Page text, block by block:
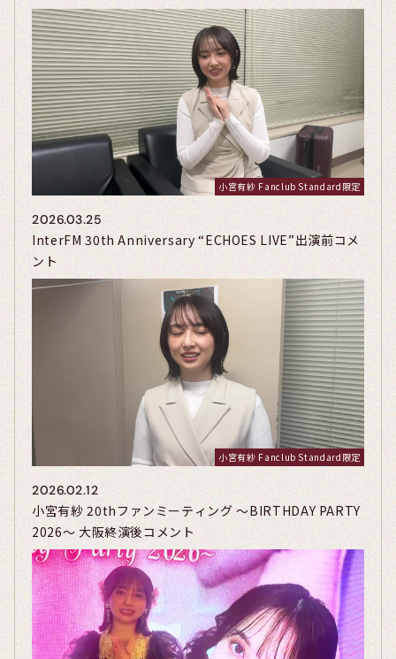
小宮有紗 Fanclub Standard限定
2026.03.25
InterFM 30th Anniversary “ECHOES LIVE”出演前コメ
ント
小宮有紗 Fanclub Standard限定
2026.02.12
小宮有紗 20thファンミーティング ～BIRTHDAY PARTY
2026～ 大阪終演後コメント